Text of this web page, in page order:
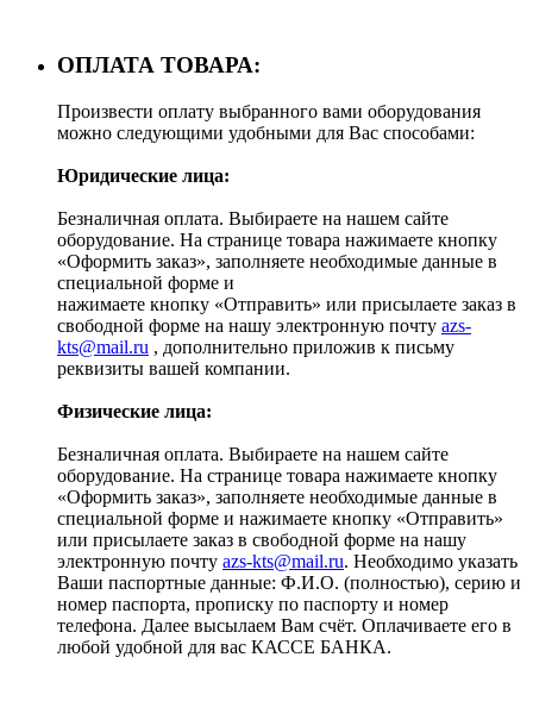
ОПЛАТА ТОВАРА:
Произвести оплату выбранного вами оборудования
можно следующими удобными для Вас способами:
Юридические лица:
Безналичная оплата. Выбираете на нашем сайте
оборудование. На странице товара нажимаете кнопку
«Оформить заказ», заполняете необходимые данные в
специальной форме и
нажимаете кнопку «Отправить» или присылаете заказ в
свободной форме на нашу электронную почту azs-
kts@mail.ru , дополнительно приложив к письму
реквизиты вашей компании.
Физические лица:
Безналичная оплата. Выбираете на нашем сайте
оборудование. На странице товара нажимаете кнопку
«Оформить заказ», заполняете необходимые данные в
специальной форме и нажимаете кнопку «Отправить»
или присылаете заказ в свободной форме на нашу
электронную почту azs-kts@mail.ru. Необходимо указать
Ваши паспортные данные: Ф.И.О. (полностью), серию и
номер паспорта, прописку по паспорту и номер
телефона. Далее высылаем Вам счёт. Оплачиваете его в
любой удобной для вас КАССЕ БАНКА.